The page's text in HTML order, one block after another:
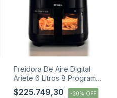
Freidora De Aire Digital
Ariete 6 Litros 8 Programas
1300w C
$225.749,30 -30% OFF